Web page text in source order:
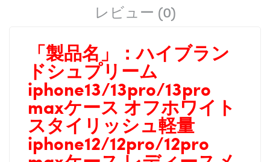
レビュー (0)
「製品名」：ハイブラン
ドシュプリーム
iphone13/13pro/13pro
maxケース オフホワイト
スタイリッシュ軽量
iphone12/12pro/12pro